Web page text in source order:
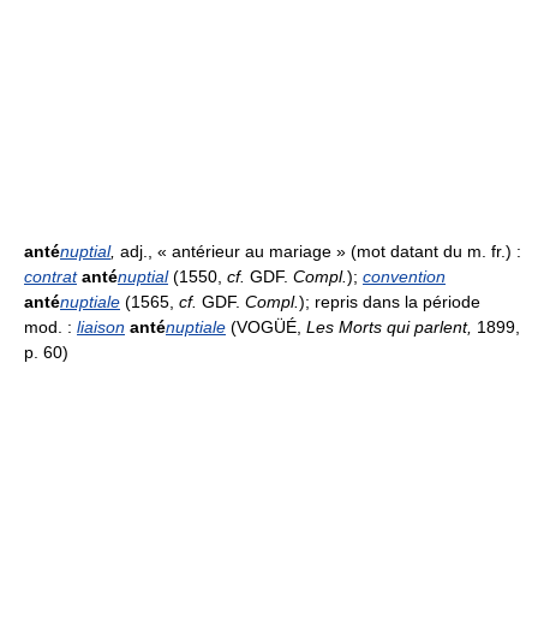
anténuptial, adj., « antérieur au mariage » (mot datant du m. fr.) :
contrat anténuptial(1550, cf. GDF. Compl.); convention
anténuptiale (1565, cf. GDF. Compl.); repris dans la période
mod. : liaison anténuptiale (VOGÜÉ, Les Morts qui parlent, 1899,
p. 60)